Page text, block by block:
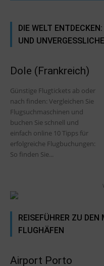
DIE WELT
UND
Dole (Frankreich)
Günstige Flugtickets ab oder
nach finden: Vergleichen Sie
Flugsuchmaschinen und
buchen Sie schnell und
einfach online 10 Tipps für
erfolgreiche Flugbuchungen:
So finden Sie...
REISEFÜHRER ZU
FLUGHÄFEN
Airport Porto